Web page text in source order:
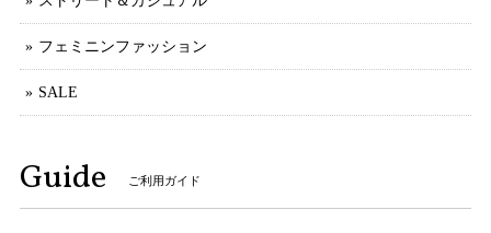
フェミニンファッション
SALE
Guide ご利用ガイド